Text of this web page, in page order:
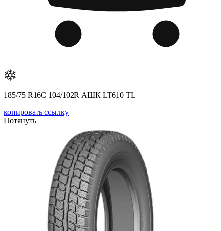
185/75 R16C 104/102R АШК LT610 TL
копировать ссылку
Потянуть